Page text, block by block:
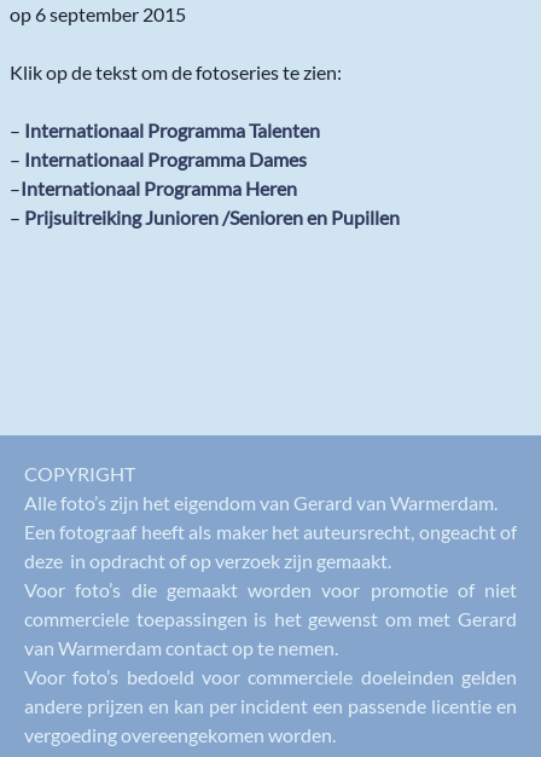
op 6 september 2015
Klik op de tekst om de fotoseries te zien:
– Internationaal Programma Talenten
– Internationaal Programma Dames
–Internationaal Programma Heren
– Prijsuitreiking Junioren /Senioren en Pupillen
COPYRIGHT
Alle foto’s zijn het eigendom van Gerard van Warmerdam.
Een fotograaf heeft als maker het auteursrecht, ongeacht of
deze in opdracht of op verzoek zijn gemaakt.
Voor foto’s die gemaakt worden voor promotie of niet
commerciele toepassingen is het gewenst om met Gerard
van Warmerdam contact op te nemen.
Voor foto’s bedoeld voor commerciele doeleinden gelden
andere prijzen en kan per incident een passende licentie en
vergoeding overeengekomen worden.